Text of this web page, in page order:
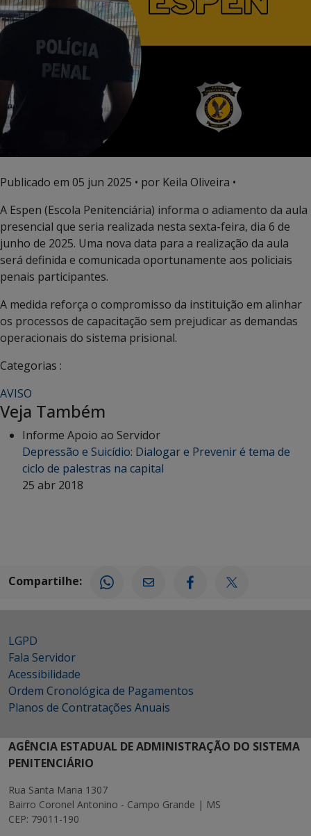
Publicado em 05 jun 2025 • por Keila Oliveira •
A Espen (Escola Penitenciária) informa o adiamento da aula
presencial que seria realizada nesta sexta-feira, dia 6 de
junho de 2025. Uma nova data para a realização da aula
será definida e comunicada oportunamente aos policiais
penais participantes.
A medida reforça o compromisso da instituição em alinhar
os processos de capacitação sem prejudicar as demandas
operacionais do sistema prisional.
Categorias :
AVISO
Veja Também
Informe Apoio ao Servidor
Depressão e Suicídio: Dialogar e Prevenir é tema de
ciclo de palestras na capital
25 abr 2018
Compartilhe:
LGPD
Fala Servidor
Acessibilidade
Ordem Cronológica de Pagamentos
Planos de Contratações Anuais
AGÊNCIA ESTADUAL DE ADMINISTRAÇÃO DO SISTEMA
PENITENCIÁRIO
Rua Santa Maria 1307
Bairro Coronel Antonino - Campo Grande | MS
CEP: 79011-190